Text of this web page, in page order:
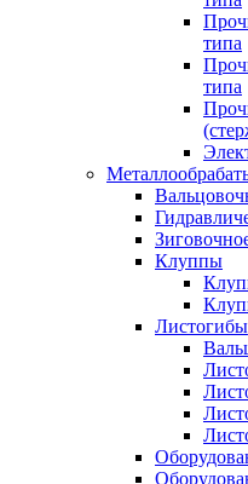
типа
типа
Клуппы
Листогибы